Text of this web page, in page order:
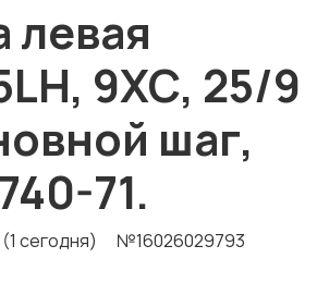
левая
9ХС, 25/9
шаг,
71.
сегодня) №16026029793